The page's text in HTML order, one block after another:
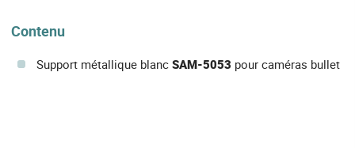
Contenu
Support métallique blanc SAM-5053 pour caméras bullet